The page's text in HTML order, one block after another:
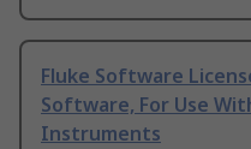
Fluke Software
Software, For Use
Instruments